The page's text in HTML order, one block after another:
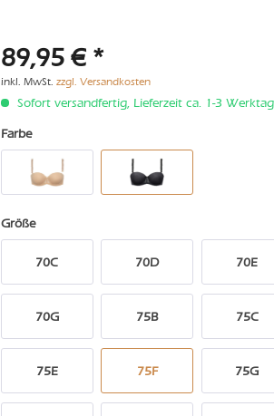
89,95 € *
inkl. MwSt.zzgl. Versandkosten
Sofort versandfertig, Lieferzeit ca. 1-3
Farbe
Größe
70C 70D 70E
70G 75B 75C
75E 75F 75G